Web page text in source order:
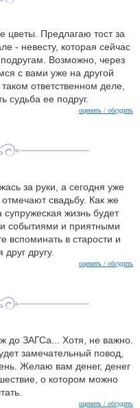
цветы. Предлагаю тост за
- невесту, которая сейчас
Возможно, через
с вами уже на другой
ответственном деле,
судьба ее подруг.
оценить / обсудить
за руки, а сегодня уже
свадьбу. Как же
жизнь будет
событиями и приятными
вспоминать в старости и
другу.
оценить / обсудить
до ЗАГСа... Хотя, не важно.
замечательный повод,
Желаю вам денег, денег
о котором можно
оценить / обсудить